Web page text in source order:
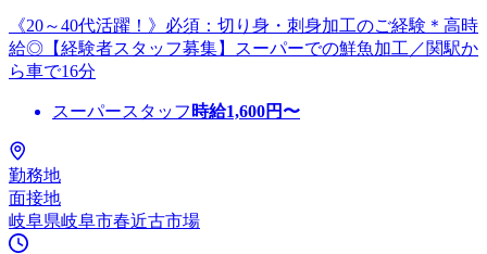
《20～40代活躍！》必須：切り身・刺身加工のご経験＊高時
給◎【経験者スタッフ募集】スーパーでの鮮魚加工／関駅か
ら車で16分
スーパースタッフ 時給1,600円〜
勤務地
面接地
岐阜県岐阜市春近古市場